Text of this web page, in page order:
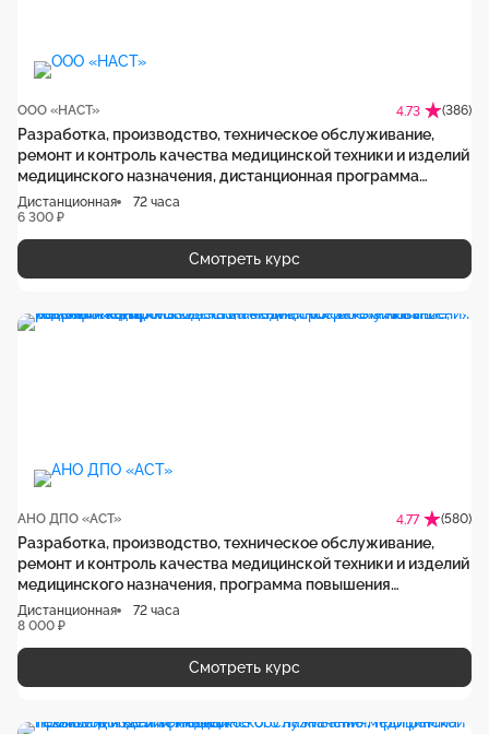
ООО «НАСТ» 4.73 (386)
Разработка, производство, техническое обслуживание,
ремонт и контроль качества медицинской техники и изделий
медицинского назначения, дистанционная программа
обучения
Дистанционная
72 часа
6 300 ₽
Смотреть курс
АНО ДПО «АСТ» 4.77 (580)
Разработка, производство, техническое обслуживание,
ремонт и контроль качества медицинской техники и изделий
медицинского назначения, программа повышения
квалификации
Дистанционная
72 часа
8 000 ₽
Смотреть курс